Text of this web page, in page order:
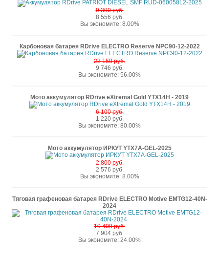
9 300 руб.
8 556 руб.
Вы экономите: 8.00%
Карбоновая батарея RDrive ELECTRO Reserve NPC90-12-2022
22 150 руб.
9 746 руб.
Вы экономите: 56.00%
Мото аккумулятор RDrive eXtremal Gold YTX14H - 2019
6 100 руб.
1 220 руб.
Вы экономите: 80.00%
Мото аккумулятор ИРКУТ YTX7A-GEL-2025
2 800 руб.
2 576 руб.
Вы экономите: 8.00%
Тяговая графеновая батарея RDrive ELECTRO Motive EMTG12-40N-
2024
10 400 руб.
7 904 руб.
Вы экономите: 24.00%